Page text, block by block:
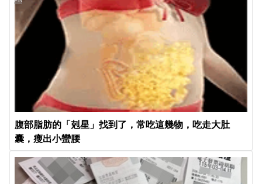
腹部脂肪的「剋星」找到了，常吃這幾物，吃走大肚
囊，瘦出小蠻腰